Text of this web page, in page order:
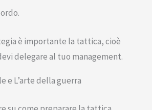
è importante la tattica, cioè
delegare al tuo management.
e L’arte della guerra